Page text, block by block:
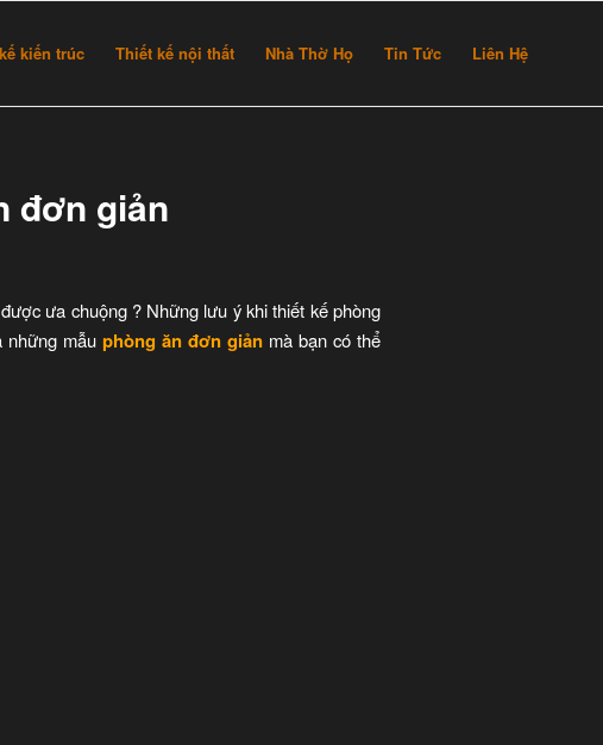
kiến trúc Thiết kế nội thất Nhà Thờ Họ Tin Tức Liên Hệ
đơn giản
ưa chuộng ? Những lưu ý khi thiết kế phòng
những mẫu phòng ăn đơn giản mà bạn có thể